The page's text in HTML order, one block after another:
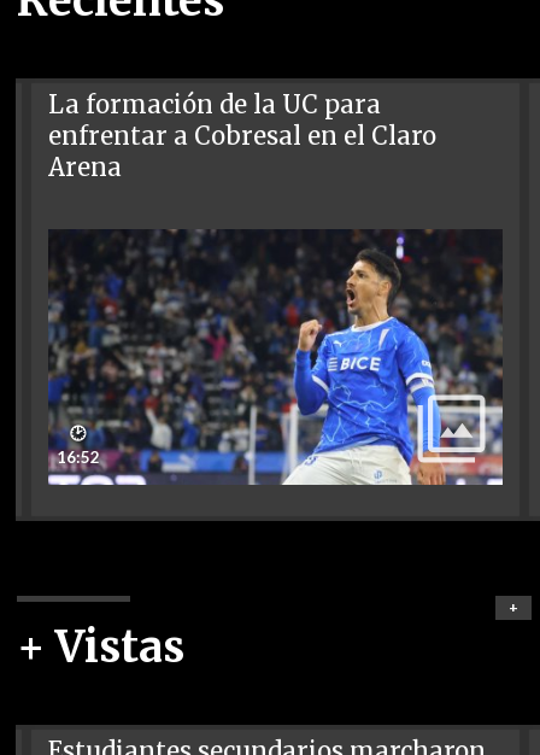
La formación de la UC para
enfrentar a Cobresal en el Claro
Arena
🕑
16:52
+ Vistas
+